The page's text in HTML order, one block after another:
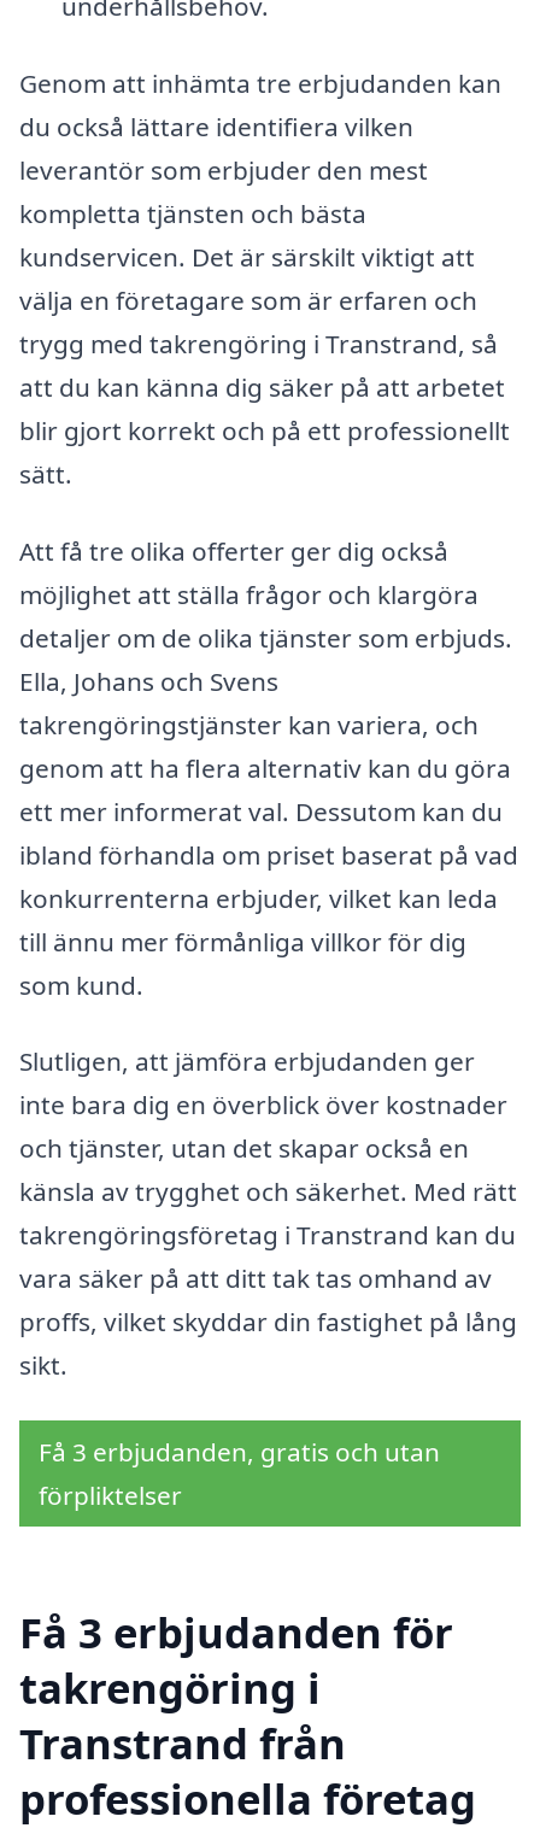
Genom att inhämta tre erbjudanden kan
du också lättare identifiera vilken
leverantör som erbjuder den mest
kompletta tjänsten och bästa
kundservicen. Det är särskilt viktigt att
välja en företagare som är erfaren och
trygg med takrengöring i Transtrand, så
att du kan känna dig säker på att arbetet
blir gjort korrekt och på ett professionellt
sätt.
Att få tre olika offerter ger dig också
möjlighet att ställa frågor och klargöra
detaljer om de olika tjänster som erbjuds.
Ella, Johans och Svens
takrengöringstjänster kan variera, och
genom att ha flera alternativ kan du göra
ett mer informerat val. Dessutom kan du
ibland förhandla om priset baserat på vad
konkurrenterna erbjuder, vilket kan leda
till ännu mer förmånliga villkor för dig
som kund.
Slutligen, att jämföra erbjudanden ger
inte bara dig en överblick över kostnader
och tjänster, utan det skapar också en
känsla av trygghet och säkerhet. Med rätt
takrengöringsföretag i Transtrand kan du
vara säker på att ditt tak tas omhand av
proffs, vilket skyddar din fastighet på lång
sikt.
Få 3 erbjudanden, gratis och utan
förpliktelser
Få 3 erbjudanden för
takrengöring i
Transtrand från
professionella företag